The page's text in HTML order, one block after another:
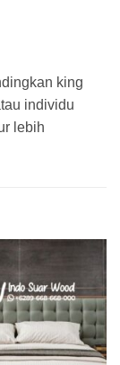
king
individu
lebih